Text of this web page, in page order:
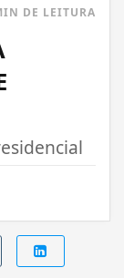
DE LEITURA